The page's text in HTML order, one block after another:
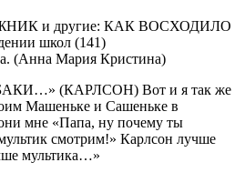
и другие: КАК ВОСХОДИЛО
школ (141)
(Анна Мария Кристина)
(КАРЛСОН) Вот и я так же
Машеньке и Сашеньке в
мне «Папа, ну почему ты
смотрим!» Карлсон лучше
мультика…»